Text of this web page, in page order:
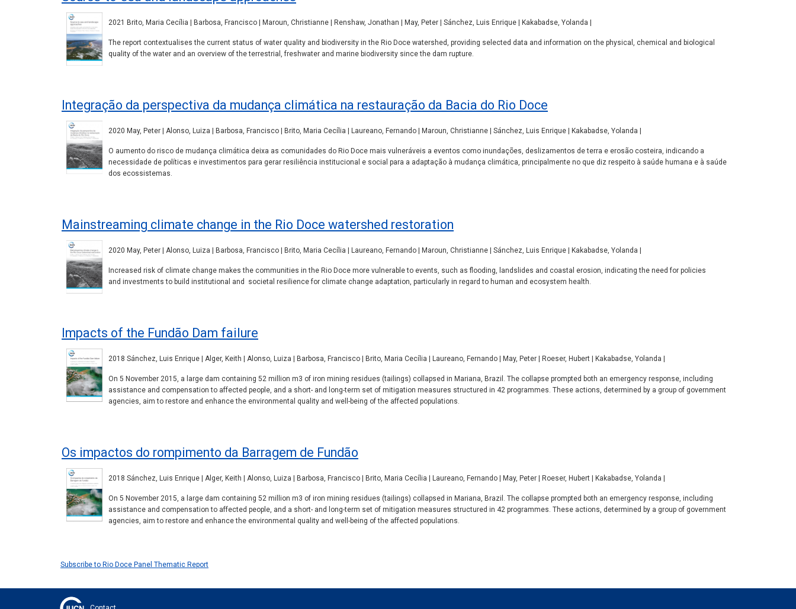
2021 Brito, Maria Cecília | Barbosa, Francisco | Maroun, Christianne | Renshaw, Jonathan | May, Peter | Sánchez, Luis Enrique | Kakabadse, Yolanda |
The report contextualises the current status of water quality and biodiversity in the Rio Doce watershed, providing selected data and information on the physical, chemical and biological
quality of the water and an overview of the terrestrial, freshwater and marine biodiversity since the dam rupture.
Integração da perspectiva da mudança climática na restauração da Bacia do Rio Doce
2020 May, Peter | Alonso, Luiza | Barbosa, Francisco | Brito, Maria Cecília | Laureano, Fernando | Maroun, Christianne | Sánchez, Luis Enrique | Kakabadse, Yolanda |
O aumento do risco de mudança climática deixa as comunidades do Rio Doce mais vulneráveis a eventos como inundações, deslizamentos de terra e erosão costeira, indicando a
necessidade de políticas e investimentos para gerar resiliência institucional e social para a adaptação à mudança climática, principalmente no que diz respeito à saúde humana e à saúde
dos ecossistemas.
Mainstreaming climate change in the Rio Doce watershed restoration
2020 May, Peter | Alonso, Luiza | Barbosa, Francisco | Brito, Maria Cecília | Laureano, Fernando | Maroun, Christianne | Sánchez, Luis Enrique | Kakabadse, Yolanda |
Increased risk of climate change makes the communities in the Rio Doce more vulnerable to events, such as flooding, landslides and coastal erosion, indicating the need for policies
and investments to build institutional and societal resilience for climate change adaptation, particularly in regard to human and ecosystem health.
Impacts of the Fundão Dam failure
2018 Sánchez, Luis Enrique | Alger, Keith | Alonso, Luiza | Barbosa, Francisco | Brito, Maria Cecília | Laureano, Fernando | May, Peter | Roeser, Hubert | Kakabadse, Yolanda |
On 5 November 2015, a large dam containing 52 million m3 of iron mining residues (tailings) collapsed in Mariana, Brazil. The collapse prompted both an emergency response, including
assistance and compensation to affected people, and a short- and long-term set of mitigation measures structured in 42 programmes. These actions, determined by a group of government
agencies, aim to restore and enhance the environmental quality and well-being of the affected populations.
Os impactos do rompimento da Barragem de Fundão
2018 Sánchez, Luis Enrique | Alger, Keith | Alonso, Luiza | Barbosa, Francisco | Brito, Maria Cecília | Laureano, Fernando | May, Peter | Roeser, Hubert | Kakabadse, Yolanda |
On 5 November 2015, a large dam containing 52 million m3 of iron mining residues (tailings) collapsed in Mariana, Brazil. The collapse prompted both an emergency response, including
assistance and compensation to affected people, and a short- and long-term set of mitigation measures structured in 42 programmes. These actions, determined by a group of government
agencies, aim to restore and enhance the environmental quality and well-being of the affected populations.
Subscribe to Rio Doce Panel Thematic Report